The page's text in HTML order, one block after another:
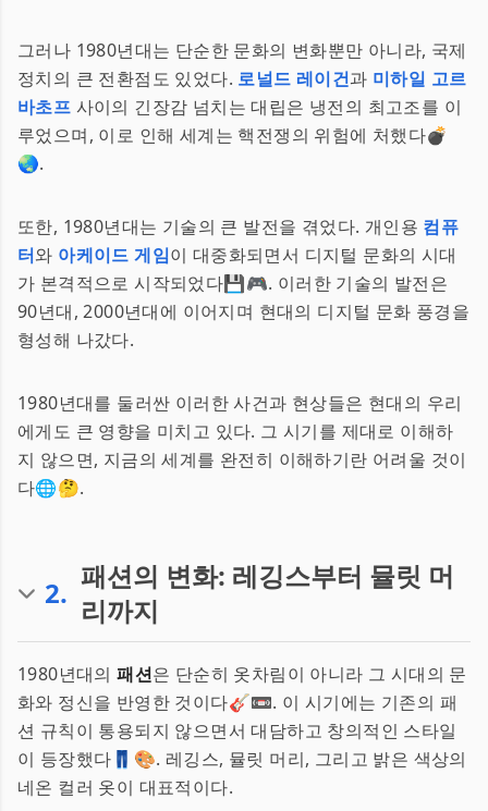
그러나 1980년대는 단순한 문화의 변화뿐만 아니라, 국제
정치의 큰 전환점도 있었다. 로널드 레이건과 미하일 고르
바초프 사이의 긴장감 넘치는 대립은 냉전의 최고조를 이
루었으며, 이로 인해 세계는 핵전쟁의 위험에 처했다💣
🌏.
또한, 1980년대는 기술의 큰 발전을 겪었다. 개인용 컴퓨
터와 아케이드 게임이 대중화되면서 디지털 문화의 시대
가 본격적으로 시작되었다💾🎮. 이러한 기술의 발전은
90년대, 2000년대에 이어지며 현대의 디지털 문화 풍경을
형성해 나갔다.
1980년대를 둘러싼 이러한 사건과 현상들은 현대의 우리
에게도 큰 영향을 미치고 있다. 그 시기를 제대로 이해하
지 않으면, 지금의 세계를 완전히 이해하기란 어려울 것이
다🌐🤔.
2. 패션의 변화: 레깅스부터 뮬릿 머
리까지
1980년대의패션은 단순히 옷차림이 아니라 그 시대의 문
화와 정신을 반영한 것이다🎸📼. 이 시기에는 기존의 패
션 규칙이 통용되지 않으면서 대담하고 창의적인 스타일
이 등장했다👖🎨. 레깅스, 뮬릿 머리, 그리고 밝은 색상의
네온 컬러 옷이 대표적이다.